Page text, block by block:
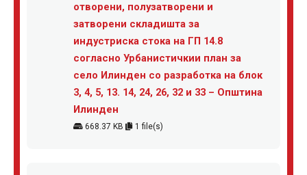
отворени, полузатворени и
затворени складишта за
индустриска стока на ГП 14.8
согласно Урбанистичкии план за
село Илинден со разработка на блок
3, 4, 5, 13. 14, 24, 26, 32 и 33 – Општина
Илинден
668.37 KB 1 file(s)